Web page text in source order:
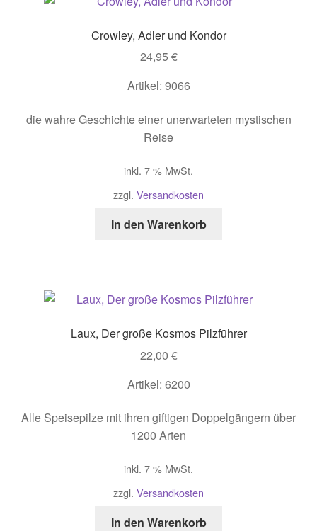
Crowley, Adler und Kondor
24,95 €
Artikel: 9066
die wahre Geschichte einer unerwarteten mystischen
Reise
inkl. 7 % MwSt.
zzgl. Versandkosten
In den Warenkorb
Laux, Der große Kosmos Pilzführer
22,00 €
Artikel: 6200
Alle Speisepilze mit ihren giftigen Doppelgängern über
1200 Arten
inkl. 7 % MwSt.
zzgl. Versandkosten
In den Warenkorb